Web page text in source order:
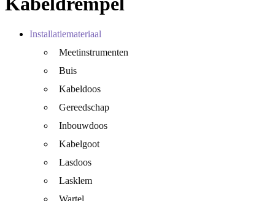
Installatiemateriaal
Meetinstrumenten
Buis
Kabeldoos
Gereedschap
Inbouwdoos
Kabelgoot
Lasdoos
Lasklem